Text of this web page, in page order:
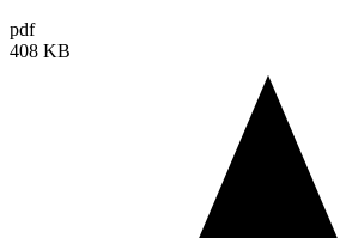
pdf
408 KB